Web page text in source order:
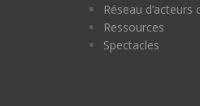
Réseau d’acteurs
Ressources
Spectacles